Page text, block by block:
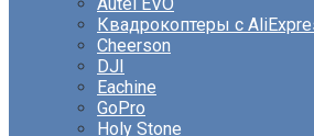
Квадрокоптеры с
Cheerson
DJI
Eachine
GoPro
Holy Stone